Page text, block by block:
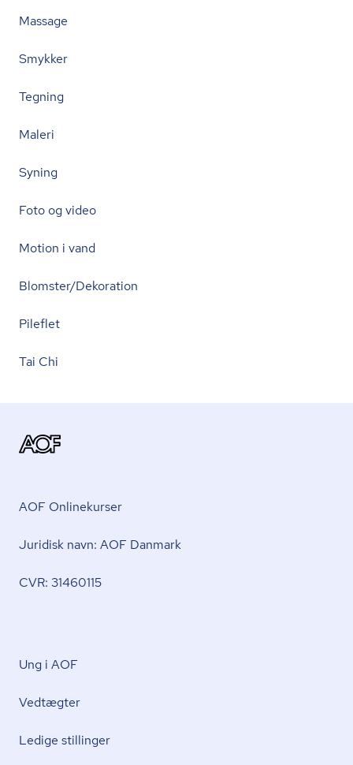
Massage
Smykker
Tegning
Maleri
Syning
Foto og video
Motion i vand
Blomster/Dekoration
Pileflet
Tai Chi
AOF Onlinekurser
Juridisk navn: AOF Danmark
CVR: 31460115
Ung i AOF
Vedtægter
Ledige stillinger